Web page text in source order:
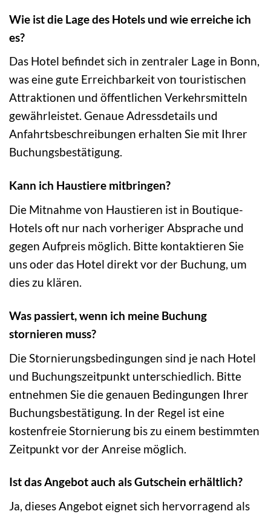
Wie ist die Lage des Hotels und wie erreiche ich
es?
Das Hotel befindet sich in zentraler Lage in Bonn,
was eine gute Erreichbarkeit von touristischen
Attraktionen und öffentlichen Verkehrsmitteln
gewährleistet. Genaue Adressdetails und
Anfahrtsbeschreibungen erhalten Sie mit Ihrer
Buchungsbestätigung.
Kann ich Haustiere mitbringen?
Die Mitnahme von Haustieren ist in Boutique-
Hotels oft nur nach vorheriger Absprache und
gegen Aufpreis möglich. Bitte kontaktieren Sie
uns oder das Hotel direkt vor der Buchung, um
dies zu klären.
Was passiert, wenn ich meine Buchung
stornieren muss?
Die Stornierungsbedingungen sind je nach Hotel
und Buchungszeitpunkt unterschiedlich. Bitte
entnehmen Sie die genauen Bedingungen Ihrer
Buchungsbestätigung. In der Regel ist eine
kostenfreie Stornierung bis zu einem bestimmten
Zeitpunkt vor der Anreise möglich.
Ist das Angebot auch als Gutschein erhältlich?
Ja, dieses Angebot eignet sich hervorragend als